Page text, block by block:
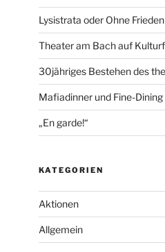
Lysistrata oder Ohne
Theater am Bach auf
30jähriges Bestehen des
Mafiadinner und Fine-Dining
„En garde!“
KATEGORIEN
Aktionen
Allgemein